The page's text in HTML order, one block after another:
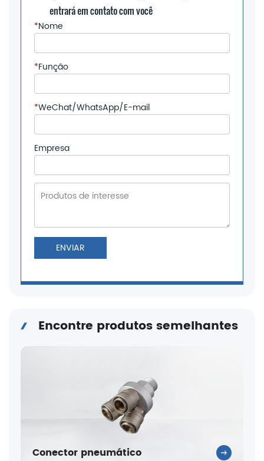
entrará em contato com você
*Nome
*Função
*WeChat/WhatsApp/E-mail
Empresa
ENVIAR
Encontre produtos semelhantes
Conector pneumático